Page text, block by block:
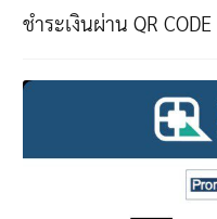
ชำระเงินผ่าน QR CODE